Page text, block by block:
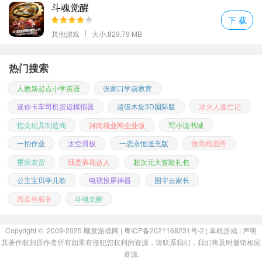
随着时间流逝，曾经陪伴我们成长的游戏也逐渐淡出了人们的视
野。如今再回首那段时光，心中不免有些许感慨。现在的游戏无论
越难寻觅了。
了通关可以连续奋战几个小时甚至几天几夜，而现在面对着更加丰
富的内容却往往容易感到厌倦。
尽管如此，我还是会偶尔翻出尘封已久的太空战机银河大战中文版
重温一番。虽然画面已经不再那么精致，操作也显得有些生涩，但
它带给我的快乐和感动永远不会改变。它不仅仅是一款游戏，更是
一段珍贵的记忆，记录着我们共同度过的美好时光。
斗魂觉醒
其他游戏 大小:829.79 MB
下 载
热门搜索
人教新起点小学英语
张家口学前教育
迷你卡车司机货运模拟器
超级木旋3D国际版
冰火人逃亡记
指尖玩具制造商
河南就业网企业版
写小说书城
一拍作业
太空滑板 一恋永恒送充版
微商截图秀
重庆农贸
我是养花达人
超次元大冒险礼包
公主宝贝学儿歌
电视投屏神器
国字云家长
西瓜鱼服务
斗魂觉醒
Copyright © 2009-2025 顺发游戏网 | 粤ICP备2021168231号-2 | 单机游戏 | 声明
其著作权归原作者所有如果有侵犯您权利的资源，请联系我们，我们将及时撤销相应
资源.